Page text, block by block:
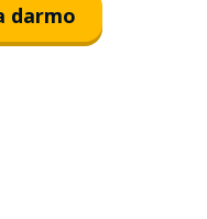
darmo